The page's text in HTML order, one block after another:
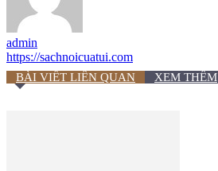
admin
https://sachnoicuatui.com
BÀI VIẾT LIÊN QUAN XEM THÊM